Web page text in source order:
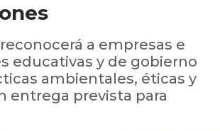
a empresas e
educativas y de gobierno
ambientales, éticas y
entrega prevista para